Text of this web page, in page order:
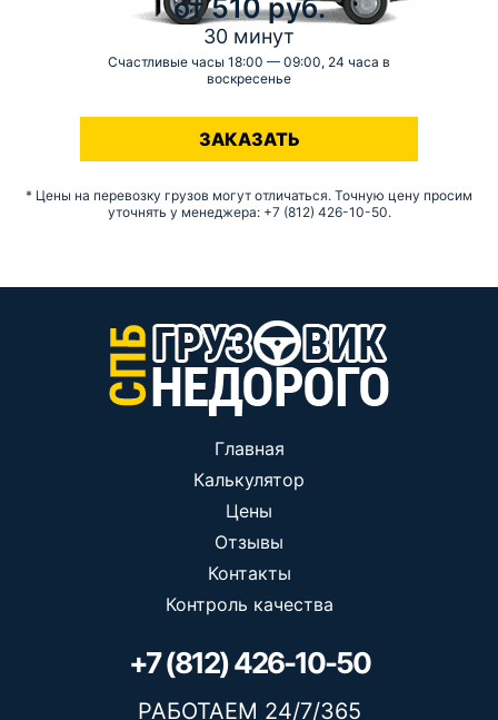
от 510 руб.
30 минут
Счастливые часы 18:00 — 09:00, 24 часа в
воскресенье
-
ЗАКАЗАТЬ
* Цены на перевозку грузов могут отличаться. Точную цену просим
уточнять у менеджера: +7 (812) 426-10-50.
Главная
Калькулятор
Цены
Отзывы
Контакты
Контроль качества
+7 (812) 426-10-50
РАБОТАЕМ 24/7/365